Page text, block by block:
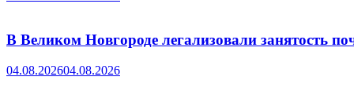
В Великом Новгороде легализовали занятость
04.08.202604.08.2026